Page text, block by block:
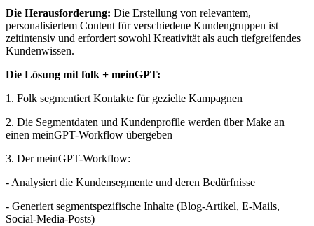
Die Herausforderung: Die Erstellung von relevantem,
personalisiertem Content für verschiedene Kundengruppen ist
zeitintensiv und erfordert sowohl Kreativität als auch tiefgreifendes
Kundenwissen.
Die Lösung mit folk + meinGPT:
1. Folk segmentiert Kontakte für gezielte Kampagnen
2. Die Segmentdaten und Kundenprofile werden über Make an
einen meinGPT-Workflow übergeben
3. Der meinGPT-Workflow:
- Analysiert die Kundensegmente und deren Bedürfnisse
- Generiert segmentspezifische Inhalte (Blog-Artikel, E-Mails,
Social-Media-Posts)